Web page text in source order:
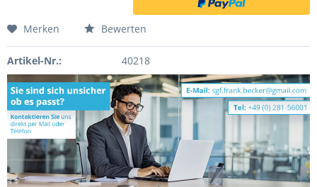
Merken Bewerten
Artikel-Nr.: 40218